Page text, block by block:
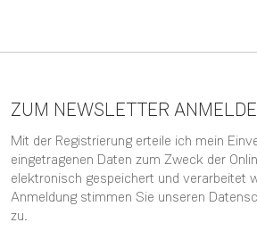
ZUM NEWSLETTER
Mit der Registrierung erteile ich mein
eingetragenen Daten zum Zweck der
elektronisch gespeichert und verarbeitet
Anmeldung stimmen Sie unseren
zu.